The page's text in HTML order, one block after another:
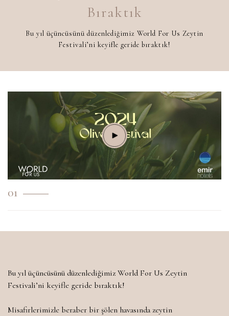
Bıraktık
Bu yıl üçüncüsünü düzenlediğimiz World For Us Zeytin
Festivali’ni keyifle geride bıraktık!
01
Bu yıl üçüncüsünü düzenlediğimiz World For Us Zeytin
Festivali’ni keyifle geride bıraktık!
Misafirlerimizle beraber bir şölen havasında zeytin